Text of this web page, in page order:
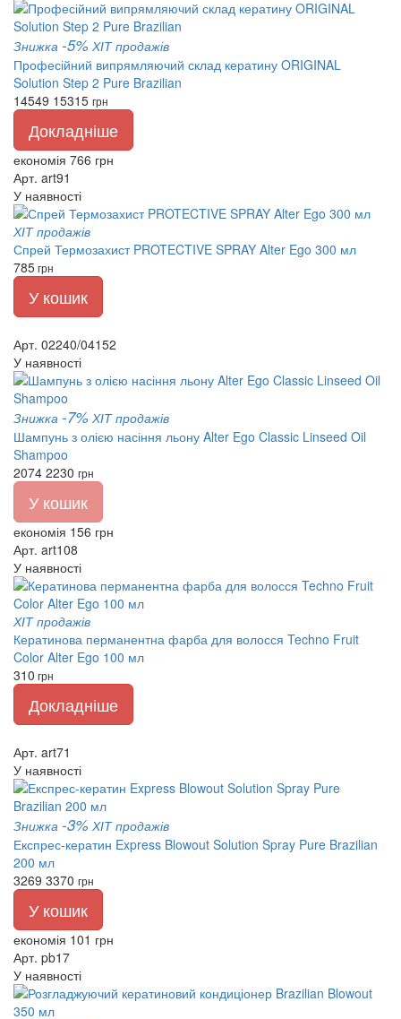
Знижка -5% ХІТ продажів
Професійний випрямляючий склад кератину ORIGINAL
Solution Step 2 Pure Brazilian
14549 15315 грн
Докладніше
економія 766 грн
Арт. art91
У наявності
ХІТ продажів
Спрей Термозахист PROTECTIVE SPRAY Alter Ego 300 мл
785грн
У кошик
Арт. 02240/04152
У наявності
Знижка -7% ХІТ продажів
Шампунь з олією насіння льону Alter Ego Classic Linseed Oil
Shampoo
2074 2230 грн
У кошик
економія 156 грн
Арт. art108
У наявності
ХІТ продажів
Кератинова перманентна фарба для волосся Techno Fruit
Color Alter Ego 100 мл
310 грн
Докладніше
Арт. art71
У наявності
Знижка -3% ХІТ продажів
Експрес-кератин Express Blowout Solution Spray Pure Brazilian
200 мл
3269 3370 грн
У кошик
економія 101 грн
Арт. pb17
У наявності